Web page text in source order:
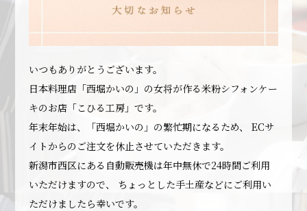
いつもありがとうございます。
日本料理店「西堀かいの」の女将が作る米粉シフォンケー
キのお店「こひる工房」です。
年末年始は、「西堀かいの」の繁忙期になるため、 ECサ
イトからのご注文を休止させていただきます。
新潟市西区にある自動販売機は年中無休で24時間ご利用
いただけますので、 ちょっとした手土産などにご利用い
ただけましたら幸いです。